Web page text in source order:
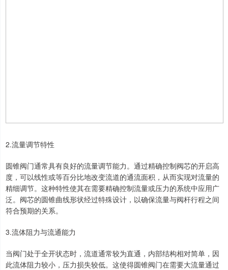
2.流量调节特性
圆锥阀门通常具有良好的流量调节能力。通过精确控制阀芯的开启高
度，可以线性或等百分比地改变流道的通流面积，从而实现对流量的
精细调节。这种特性使其在需要精确控制流量或压力的系统中应用广
泛。阀芯的圆锥曲线形状经过特殊设计，以确保流量与阀杆行程之间
符合预期的关系。
3.流体阻力与流通能力
当阀门处于全开状态时，流道通常较为直通，内部结构相对简单，因
此流体阻力较小，压力损失较低。这使得圆锥阀门在需要大流量通过